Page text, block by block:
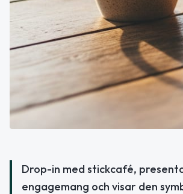
Drop-in med stickcafé,
engagemang och visar den